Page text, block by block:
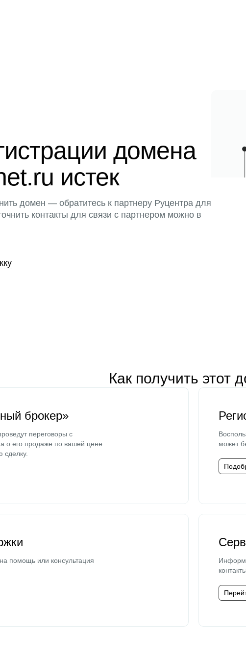
домена
истек
домен — обратитесь к партнеру Руцентра для
контакты для связи с партнером можно в
Как получить этот
брокер»
переговоры с
о его продаже по вашей цене
сделку.
может
помощь или консультация